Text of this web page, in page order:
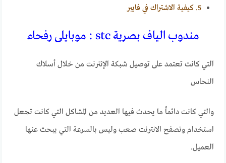
5. كيفية الاشتراك في فايبر
مندوب الياف بصرية stc : موبايلى رفحاء
التي كانت تعتمد على توصيل شبكة الإنترنت من خلال أسلاك
النحاس
والتي كانت دائماً ما يحدث فيها العديد من المشاكل التي كانت تجعل
استخدام وتصفح الانترنت صعب وليس بالسرعة التي يبحث عنها
العميل.